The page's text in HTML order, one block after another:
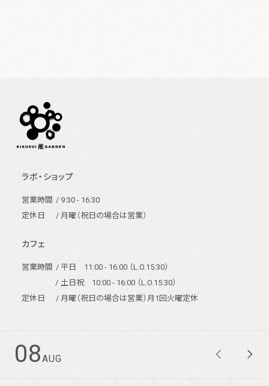
News
発酵ってワクワク
About
ご利用ガイド
特定商取引に関する法律の表示
菊水酒造株式会社
ラボ・ショップ
営業時間 / 9:30 - 16:30
定休日
/ 月曜（祝日の場合は営業）
カフェ
営業時間 / 平日 11:00 - 16:00 （L.O.15:30）
/ 土日祝 10:00 - 16:00 （L.O.15:30）
定休日
/ 月曜（祝日の場合は営業）月1回火曜定休
08AUG